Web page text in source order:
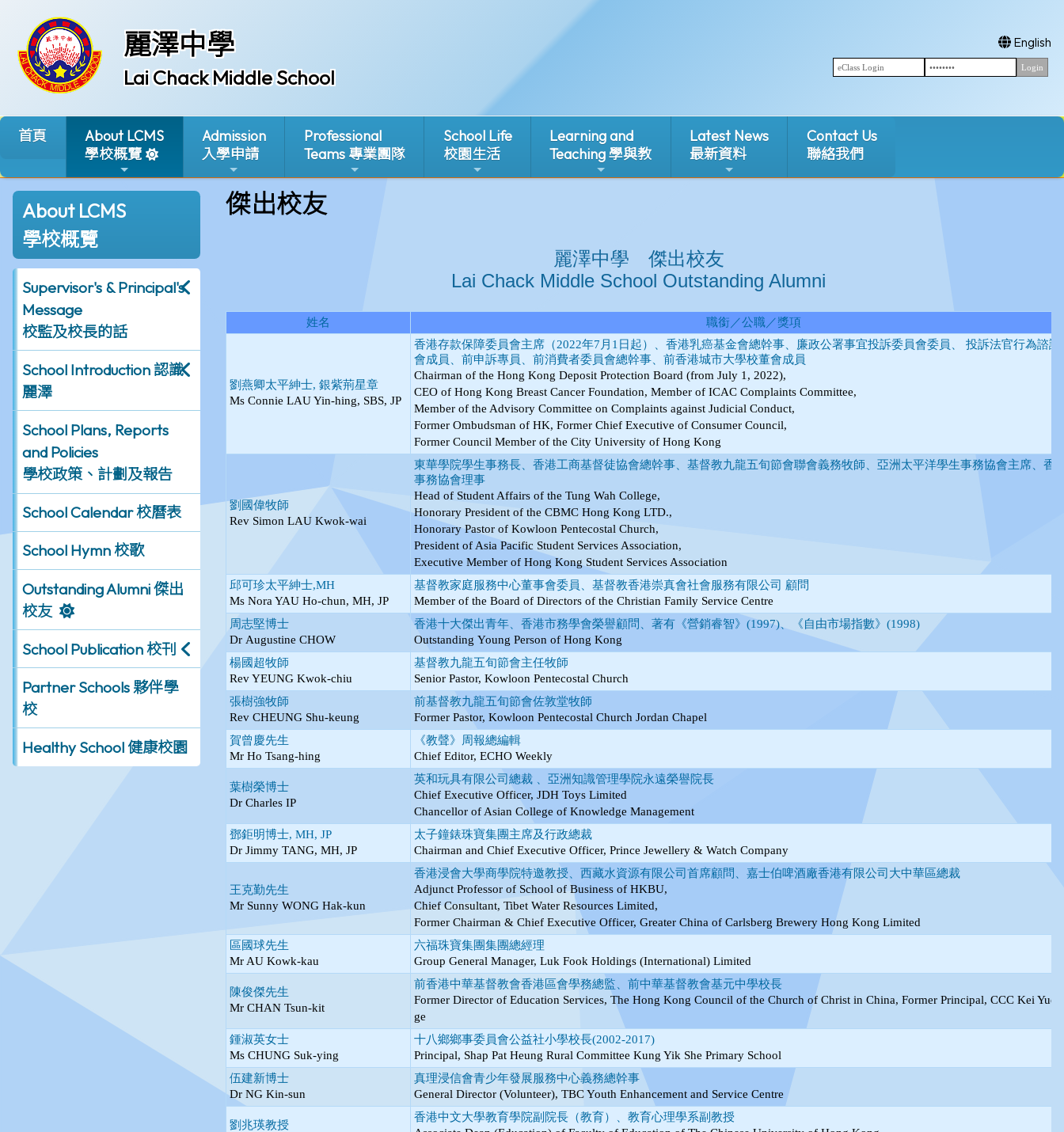
麗澤中學
Lai Chack Middle School
English
首頁
About LCMS
學校概覽
Admission
入學申請
Professional
Teams 專業團隊
School Life
校園生活
Learning and
Teaching 學與教
Latest News
最新資料
Contact Us
聯絡我們
About LCMS
學校概覽
Supervisor's & Principal's
Message
校監及校長的話
School Introduction 認識
麗澤
School Plans, Reports
and Policies
學校政策、計劃及報告
School Calendar 校曆表
School Hymn 校歌
Outstanding Alumni 傑出
校友
School Publication 校刊
Partner Schools 夥伴學
校
Healthy School 健康校園
傑出校友